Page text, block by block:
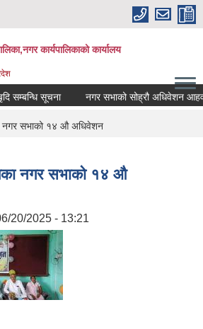
कार्यपालिकाको कार्यालय
सम्बन्धि सूचना नगर सभाको सोह्रौ अधिवेशन
नगर सभाको १४ औ अधिवेशन
नगर सभाको १४ औ
20/2025 - 13:21